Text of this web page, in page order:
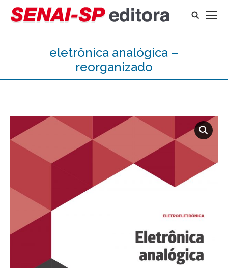
Search:
eletrônica analógica –
reorganizado